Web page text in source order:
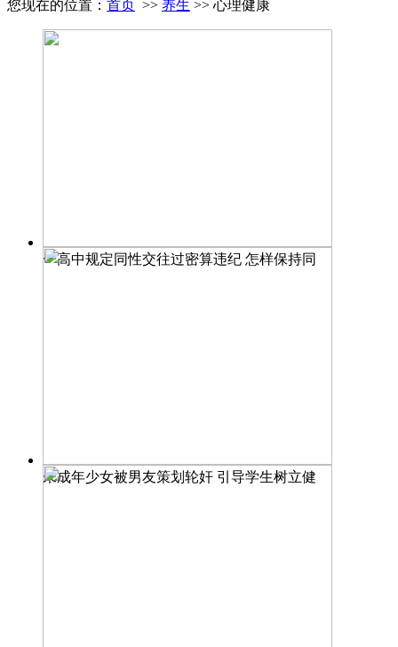
您现在的位置： 首页 >> 养生 >> 心理健康
一高中规定同性交往过密算违纪 怎样保持同
未成年少女被男友策划轮奸 引导学生树立健